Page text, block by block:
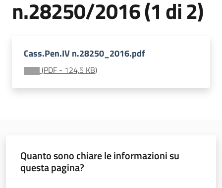
costruzioni
Coordinamento
prevenzione
vigilanza
sicurezza
n.28250/2016 (1 di 2)
Cass.Pen.IV n.28250_2016.pdf
(PDF - 124,5 KB)
Quanto sono chiare le informazioni su
questa pagina?